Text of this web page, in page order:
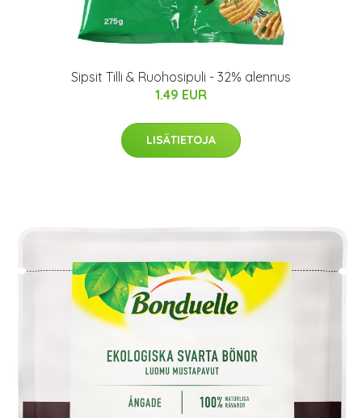
Sipsit Tilli & Ruohosipuli - 32% alennus
1.49 EUR
LISÄTIETOJA